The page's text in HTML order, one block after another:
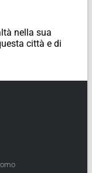
nella sua
città e di